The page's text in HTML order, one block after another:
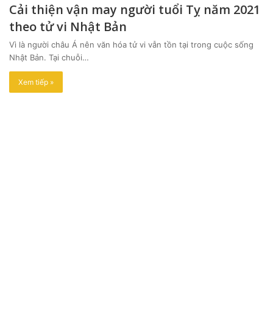
Cải thiện vận may người tuổi Tỵ năm 2021
theo tử vi Nhật Bản
Vì là người châu Á nên văn hóa tử vi vẫn tồn tại trong cuộc sống
Nhật Bản. Tại chuỗi…
Xem tiếp »